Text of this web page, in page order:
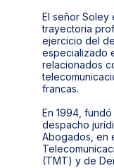
El señor Soley
trayectoria
ejercicio del
especializado
relacionados
francas.
En 1994,
despacho
Abogados, en
(TMT) y de